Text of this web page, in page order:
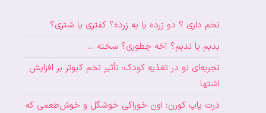
تخم داری ؟ دو زرده یا یه زرده؟ کفتری یا شتری؟
بدیم یا ندیم؟ آخه چطوری؟ سخته …
تجربه‌ای نو در تغذیه کودک: تأثیر تخم کبوتر بر افزایش
اشتها
ذرت پاپ کورن؛ اون خوراکی خوشگل و خوش‌طعمی که